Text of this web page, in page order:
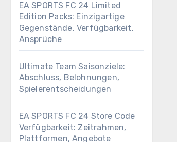
EA SPORTS FC 24 Limited
Edition Packs: Einzigartige
Gegenstände, Verfügbarkeit,
Ansprüche
Ultimate Team Saisonziele:
Abschluss, Belohnungen,
Spielerentscheidungen
EA SPORTS FC 24 Store Code
Verfügbarkeit: Zeitrahmen,
Plattformen, Angebote